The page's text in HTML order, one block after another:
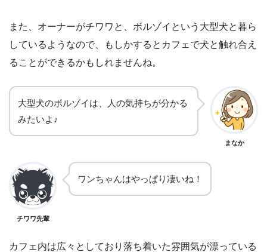
また、オーナーがチワワと、ボルゾイという大型犬と暮ら
しているようなので、もしかするとカフェで犬と触れ合え
ることができるかもしれませんね。
大型犬のボルゾイは、人の気持ちが分かる
みたいよ♪
まなか
チワワ先輩
ワンちゃんはやっぱり凄いね！
カフェ内は広々としており落ち着いた雰囲気が漂っている